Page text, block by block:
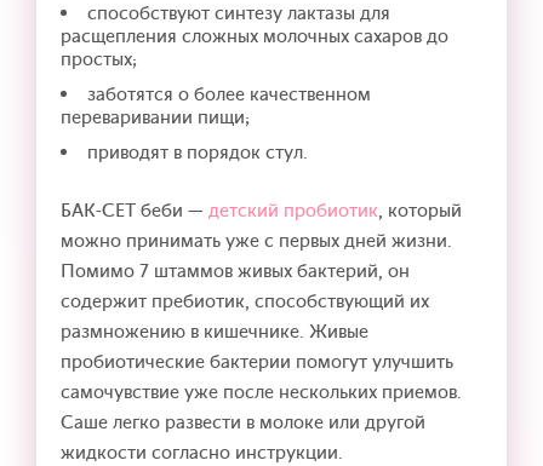
способствуют синтезу лактазы для
расщепления сложных молочных сахаров до
простых;
заботятся о более качественном
переваривании пищи;
приводят в порядок стул.
БАК-СЕТ беби — детский пробиотик, который
можно принимать уже с первых дней жизни.
Помимо 7 штаммов живых бактерий, он
содержит пребиотик, способствующий их
размножению в кишечнике. Живые
пробиотические бактерии помогут улучшить
самочувствие уже после нескольких приемов.
Саше легко развести в молоке или другой
жидкости согласно инструкции.